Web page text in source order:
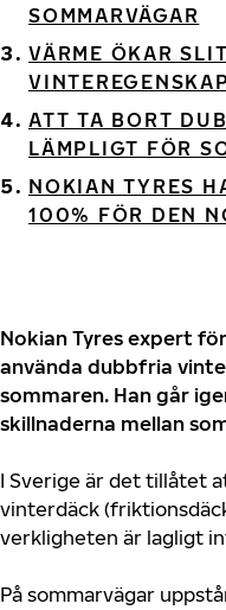
SOMMARVÄGAR
VÄRME ÖKAR
ATT TA BORT
LÄMPLIGT FÖR
NOKIAN TYRES
100% FÖR DEN
Nokian Tyres expert
använda dubbfria
sommaren. Han går
skillnaderna mellan
I Sverige är det tillåtet
vinterdäck
verkligheten är lagligt
På sommarvägar